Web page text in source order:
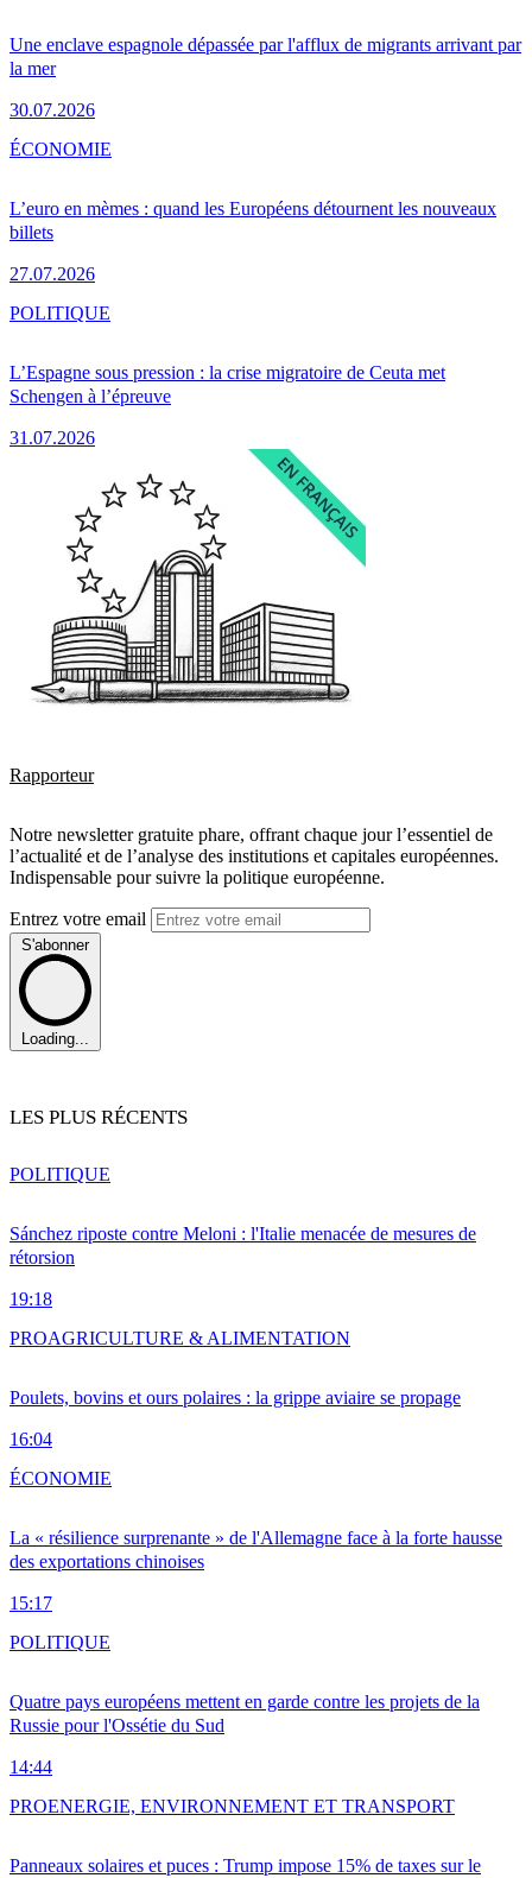
Une enclave espagnole dépassée par l'afflux de migrants arrivant par
la mer
30.07.2026
L’euro en mèmes : quand les Européens détournent les nouveaux
billets
27.07.2026
ÉCONOMIE
L’Espagne sous pression : la crise migratoire de Ceuta met
Schengen à l’épreuve
31.07.2026
POLITIQUE
Rapporteur
Notre newsletter gratuite phare, offrant chaque jour l’essentiel de
l’actualité et de l’analyse des institutions et capitales européennes.
Indispensable pour suivre la politique européenne.
Entrez votre email
S'abonner
Loading...
LES PLUS RÉCENTS
Sánchez riposte contre Meloni : l'Italie menacée de mesures de
rétorsion
19:18
POLITIQUE
Poulets, bovins et ours polaires : la grippe aviaire se propage
16:04
PROAGRICULTURE & ALIMENTATION
La « résilience surprenante » de l'Allemagne face à la forte hausse
des exportations chinoises
15:17
ÉCONOMIE
Quatre pays européens mettent en garde contre les projets de la
Russie pour l'Ossétie du Sud
14:44
POLITIQUE
Panneaux solaires et puces : Trump impose 15% de taxes sur le
PROENERGIE, ENVIRONNEMENT ET TRANSPORT